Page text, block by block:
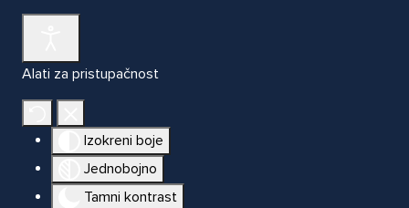
Alati za pristupačnost
Izokreni boje
Jednobojno
Tamni kontrast